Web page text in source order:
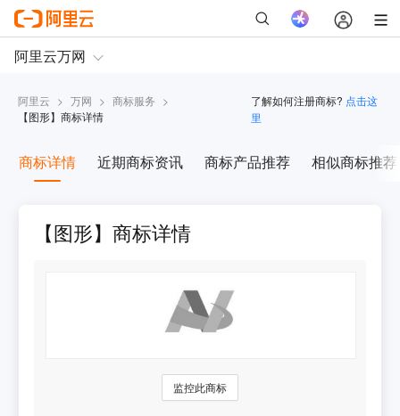
阿里云 > 万网 > 商标服务 >
【图形】商标详情
了解如何注册商标? 点击这
里
商标详情 近期商标资讯 商标产品推荐 相似商标推荐
【图形】商标详情
监控此商标